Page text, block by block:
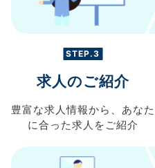
STEP.3
求人のご紹介
豊富な求人情報から、 あなた
に合った求人を ご紹介